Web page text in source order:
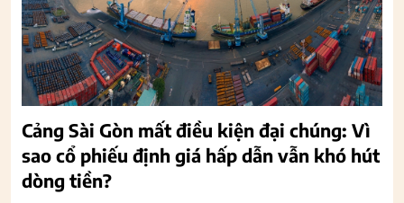
Cảng Sài Gòn mất điều kiện đại chúng: Vì
sao cổ phiếu định giá hấp dẫn vẫn khó hút
dòng tiền?